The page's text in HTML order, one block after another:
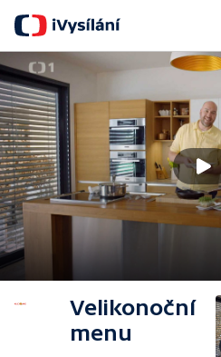
Velikonoční
menu